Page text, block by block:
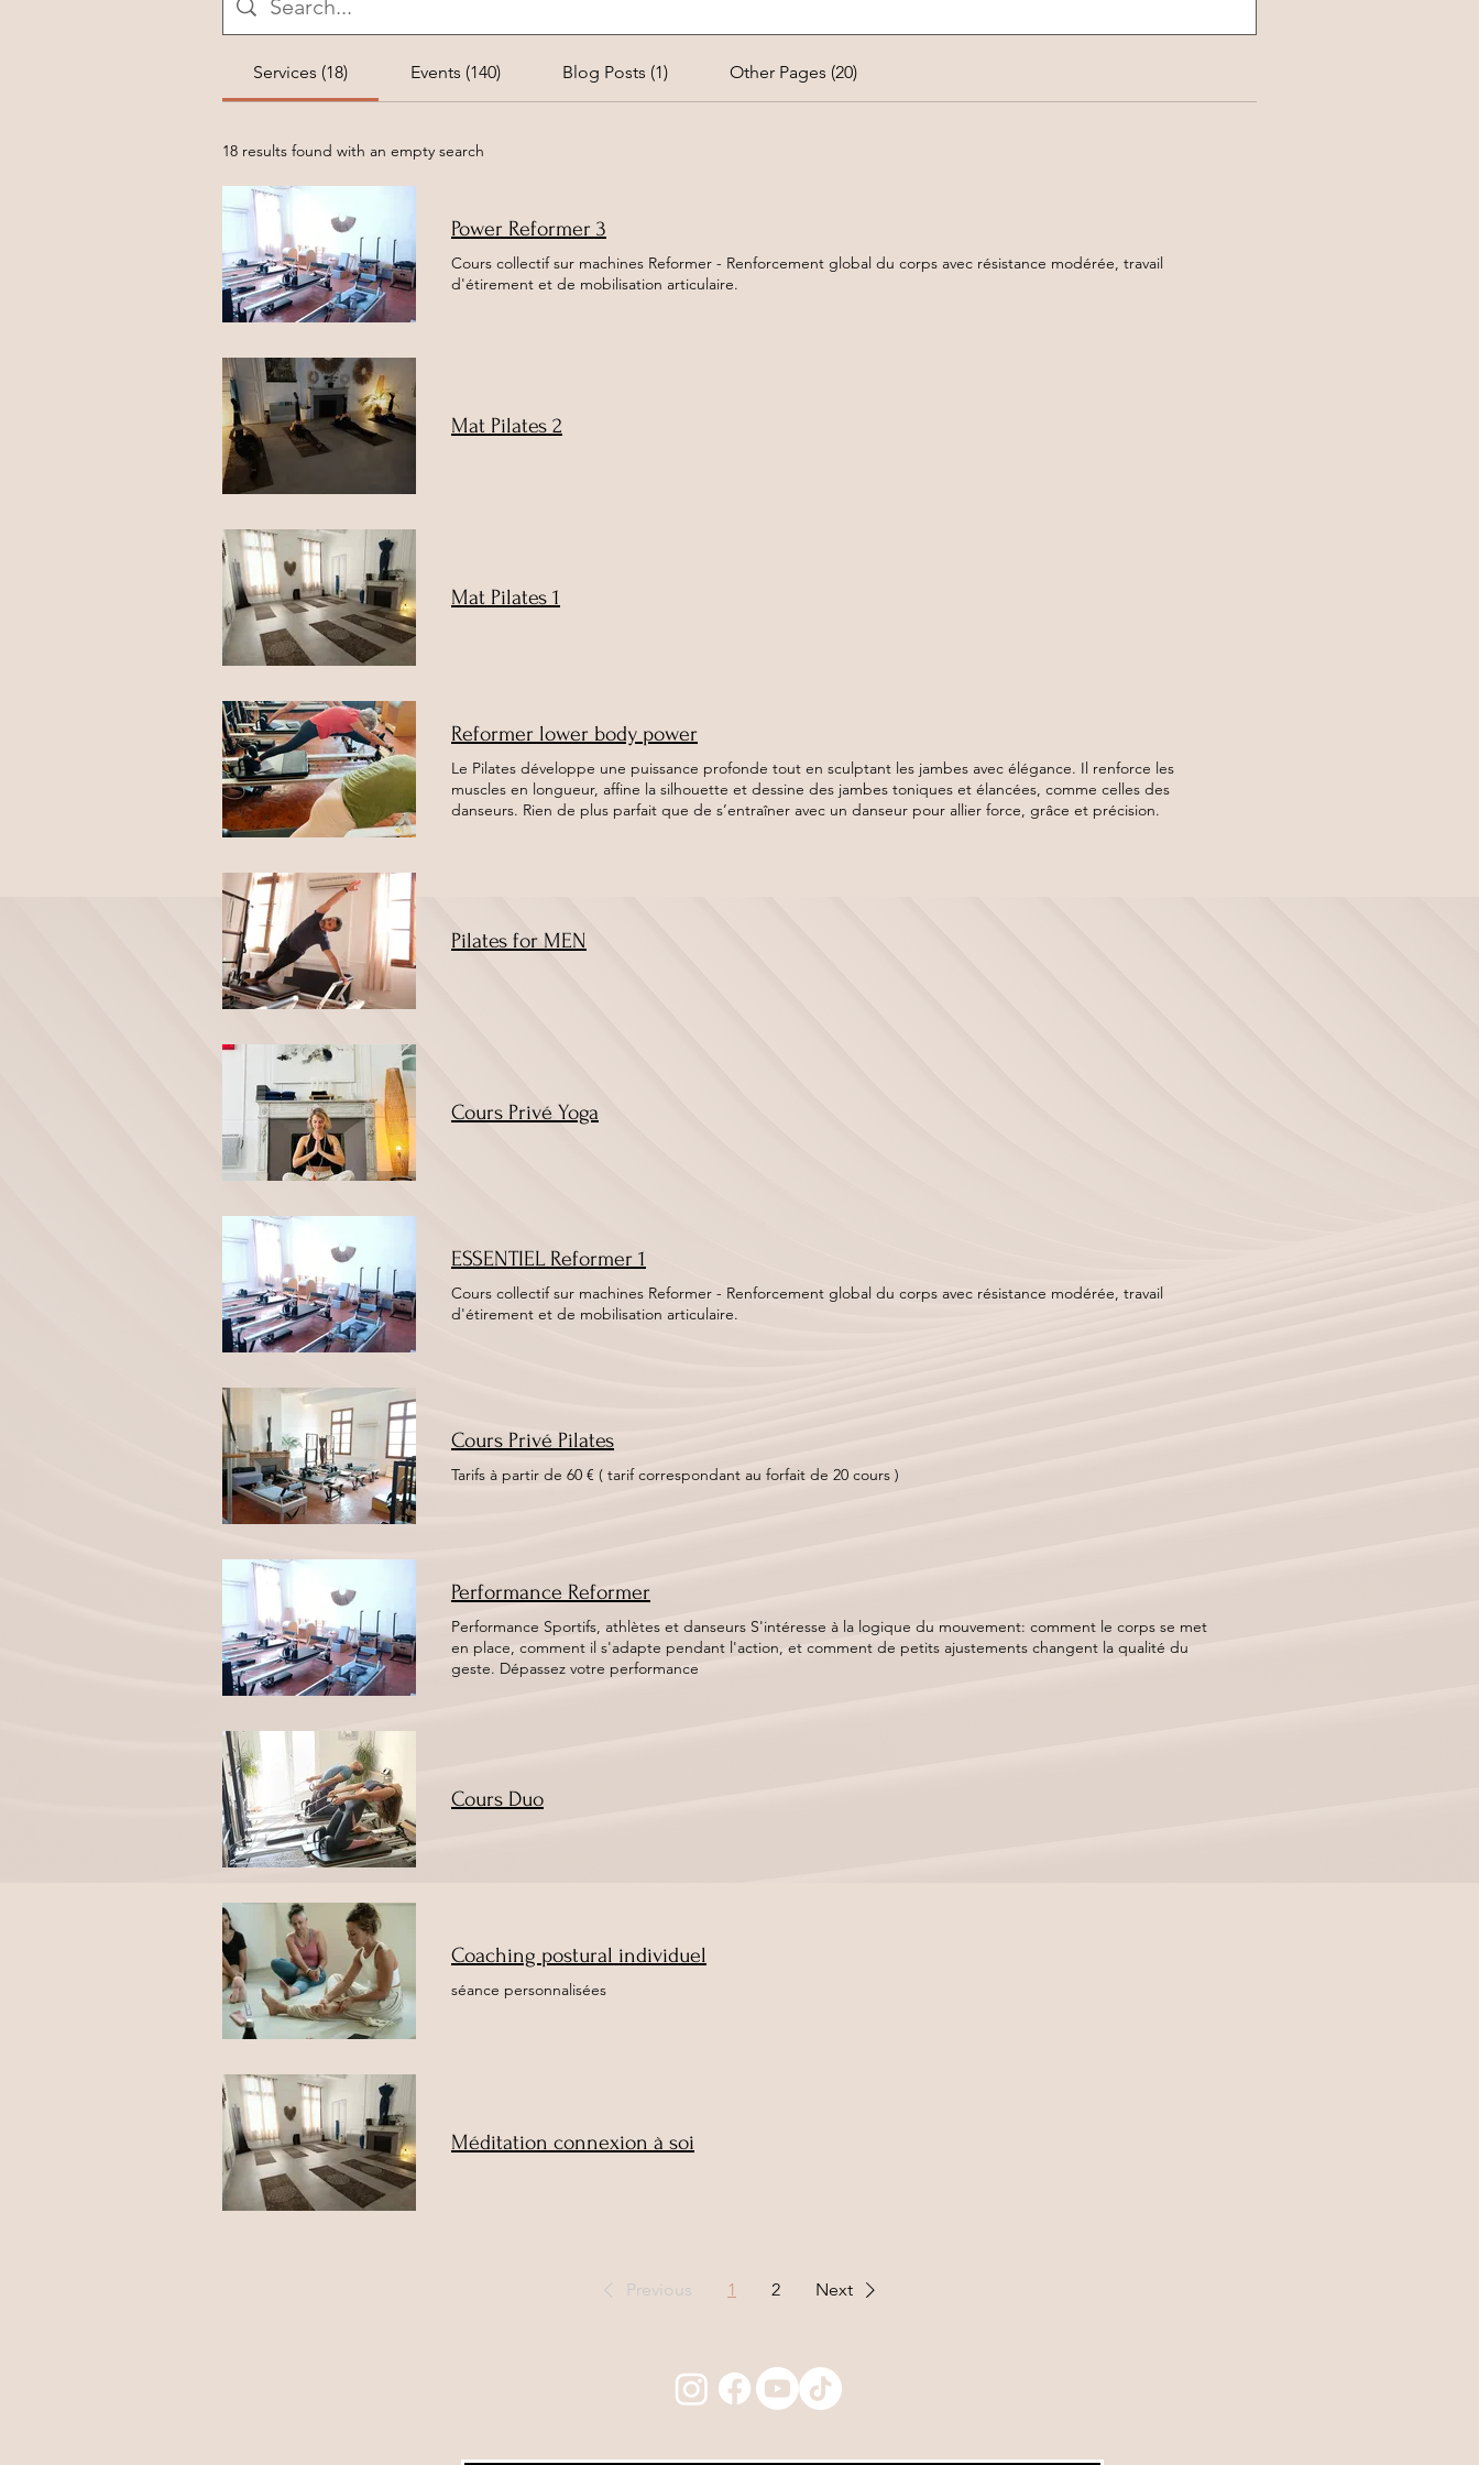
Services (18) Events (140) Blog Posts (1) Other Pages (20)
18 results found with an empty search
Power Reformer 3
Cours collectif sur machines Reformer - Renforcement global du corps avec résistance modérée, travail
d'étirement et de mobilisation articulaire.
Mat Pilates 2
Mat Pilates 1
Reformer lower body power
Le Pilates développe une puissance profonde tout en sculptant les jambes avec élégance. Il renforce les
muscles en longueur, affine la silhouette et dessine des jambes toniques et élancées, comme celles des
danseurs. Rien de plus parfait que de s’entraîner avec un danseur pour allier force, grâce et précision.
Pilates for MEN
Cours Privé Yoga
ESSENTIEL Reformer 1
Cours collectif sur machines Reformer - Renforcement global du corps avec résistance modérée, travail
d'étirement et de mobilisation articulaire.
Cours Privé Pilates
Tarifs à partir de 60 € ( tarif correspondant au forfait de 20 cours )
Performance Reformer
Performance Sportifs, athlètes et danseurs S'intéresse à la logique du mouvement: comment le corps se met
en place, comment il s'adapte pendant l'action, et comment de petits ajustements changent la qualité du
geste. Dépassez votre performance
Cours Duo
Coaching postural individuel
séance personnalisées
Méditation connexion à soi
Previous 1 2 Next